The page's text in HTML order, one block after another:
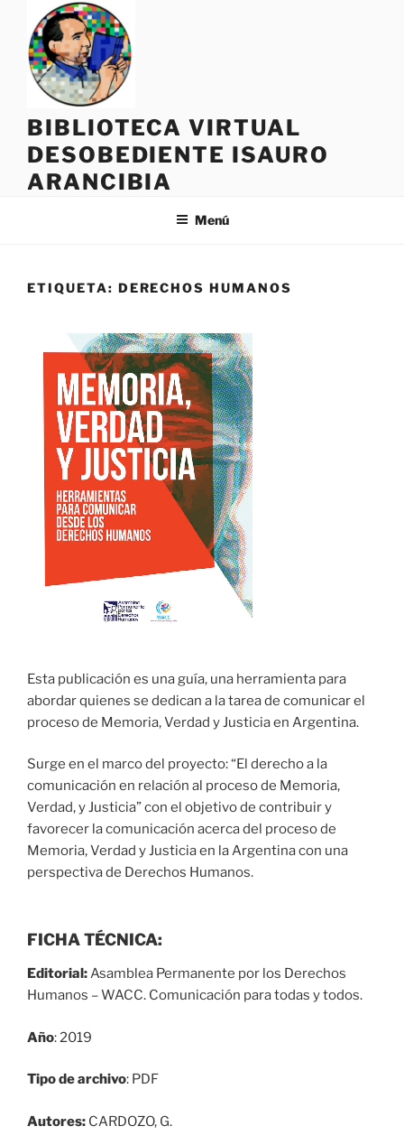
contenido
BIBLIOTECA VIRTUAL
DESOBEDIENTE ISAURO
ARANCIBIA
Menú
ETIQUETA: DERECHOS HUMANOS
Esta publicación es una guía, una herramienta para
abordar quienes se dedican a la tarea de comunicar el
proceso de Memoria, Verdad y Justicia en Argentina.
Surge en el marco del proyecto: “El derecho a la
comunicación en relación al proceso de Memoria,
Verdad, y Justicia” con el objetivo de contribuir y
favorecer la comunicación acerca del proceso de
Memoria, Verdad y Justicia en la Argentina con una
perspectiva de Derechos Humanos.
FICHA TÉCNICA:
Editorial:Asamblea Permanente por los Derechos
Humanos – WACC. Comunicación para todas y todos.
Año: 2019
Tipo de archivo: PDF
Autores: CARDOZO, G.